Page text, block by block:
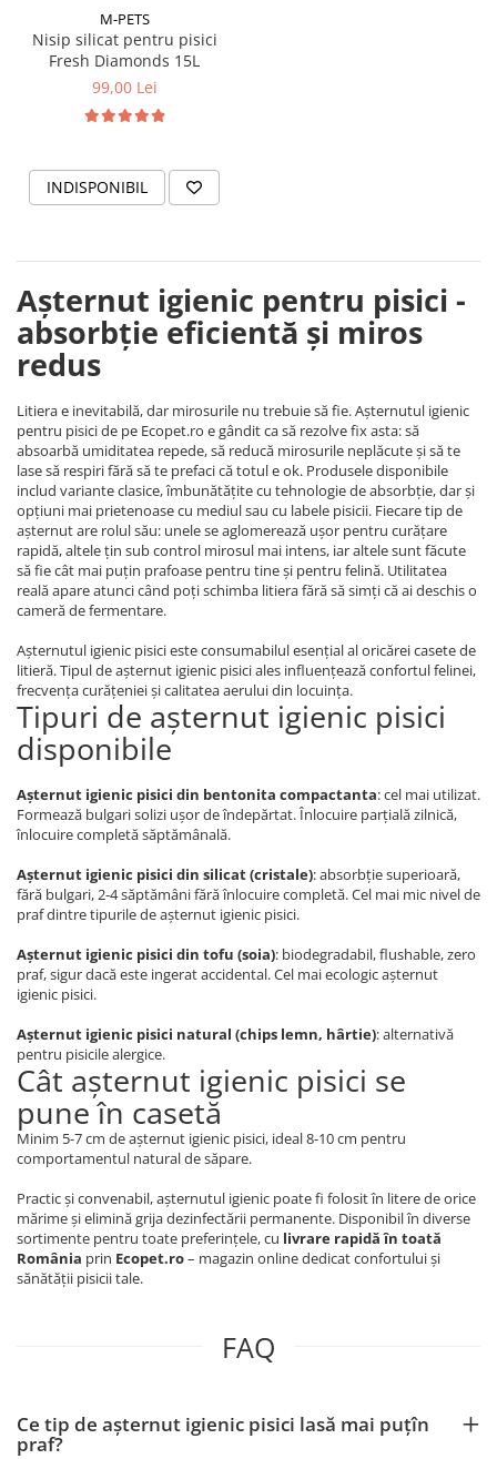
M-PETS
Nisip silicat pentru pisici
Fresh Diamonds 15L
99,00 Lei
INDISPONIBIL
Așternut igienic pentru pisici -
absorbție eficientă și miros
redus
Litiera e inevitabilă, dar mirosurile nu trebuie să fie. Așternutul igienic
pentru pisici de pe Ecopet.ro e gândit ca să rezolve fix asta: să
absoarbă umiditatea repede, să reducă mirosurile neplăcute și să te
lase să respiri fără să te prefaci că totul e ok. Produsele disponibile
includ variante clasice, îmbunătățite cu tehnologie de absorbție, dar și
opțiuni mai prietenoase cu mediul sau cu labele pisicii. Fiecare tip de
așternut are rolul său: unele se aglomerează ușor pentru curățare
rapidă, altele țin sub control mirosul mai intens, iar altele sunt făcute
să fie cât mai puțin prafoase pentru tine și pentru felină. Utilitatea
reală apare atunci când poți schimba litiera fără să simți că ai deschis o
cameră de fermentare.
Așternutul igienic pisici este consumabilul esențial al oricărei casete de
litieră. Tipul de așternut igienic pisici ales influențează confortul felinei,
frecvența curățeniei și calitatea aerului din locuința.
Tipuri de așternut igienic pisici
disponibile
Așternut igienic pisici din bentonita compactanta: cel mai utilizat.
Formează bulgari solizi ușor de îndepărtat. Înlocuire parțială zilnică,
înlocuire completă săptămânală.
Așternut igienic pisici din silicat (cristale): absorbție superioară,
fără bulgari, 2-4 săptămâni fără înlocuire completă. Cel mai mic nivel de
praf dintre tipurile de așternut igienic pisici.
Așternut igienic pisici din tofu (soia): biodegradabil, flushable, zero
praf, sigur dacă este ingerat accidental. Cel mai ecologic așternut
igienic pisici.
Așternut igienic pisici natural (chips lemn, hârtie): alternativă
pentru pisicile alergice.
Cât așternut igienic pisici se
pune în casetă
Minim 5-7 cm de așternut igienic pisici, ideal 8-10 cm pentru
comportamentul natural de săpare.
Practic și convenabil, așternutul igienic poate fi folosit în litere de orice
mărime și elimină grija dezinfectării permanente. Disponibil în diverse
sortimente pentru toate preferințele, cu livrare rapidă în toată
România prin Ecopet.ro– magazin online dedicat confortului și
sănătății pisicii tale.
FAQ
Ce tip de așternut igienic pisici lasă mai puțîn
praf?